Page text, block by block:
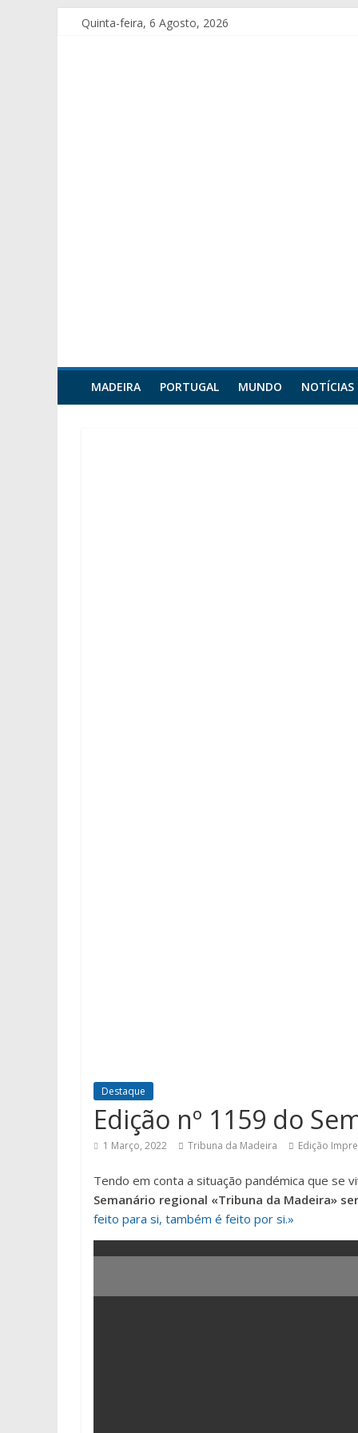
Quinta-feira, 6 Agosto, 2026
MADEIRA PORTUGAL MUNDO NOTÍCIAS
Destaque
Edição nº 1159 do
1 Março, 2022 Tribuna da Madeira Edição
Tendo em conta a situação pandémica que se
Semanário regional «Tribuna da Madeira»
feito para si, também é feito por si.»